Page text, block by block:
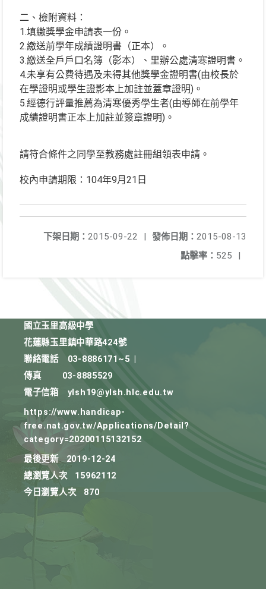
二、檢附資料：
1.填繳獎學金申請表一份。
2.繳送前學年成績證明書（正本）。
3.繳送全戶戶口名簿（影本）、里辦公處清寒證明書。
4.未享有公費待遇及未得其他獎學金證明書(由校長於
在學證明或學生證影本上加註並蓋章證明)。
5.經德行評量推薦為清寒優秀學生者(由導師在前學年
成績證明書正本上加註並簽章證明)。
請符合條件之同學至教務處註冊組領表申請。
校內申請期限：104年9月21日
發佈日期： 2015-08-13
下架日期： 2015-09-22
|
點擊率： 525 |
國立玉里高級中學
花蓮縣玉里鎮中華路424號
聯絡電話
03-8886171~5
傳真
03-8885529
電子信箱
ylsh19@ylsh.hlc.edu.tw
https://www.handicap-
free.nat.gov.tw/Applications/Detail?
category=20200115132152
最後更新
2019-12-24
總瀏覽人次
15962112
今日瀏覽人次
870